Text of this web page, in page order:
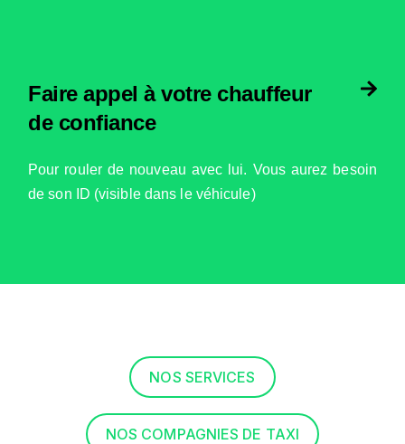
Faire appel à votre chauffeur
de confiance
Pour rouler de nouveau avec lui. Vous aurez besoin
de son ID (visible dans le véhicule)
NOS SERVICES
NOS COMPAGNIES DE TAXI